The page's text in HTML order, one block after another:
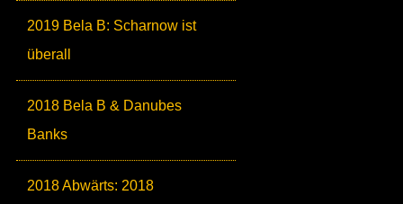
2019 Bela B: Scharnow ist
überall
2018 Bela B & Danubes
Banks
2018 Abwärts: 2018